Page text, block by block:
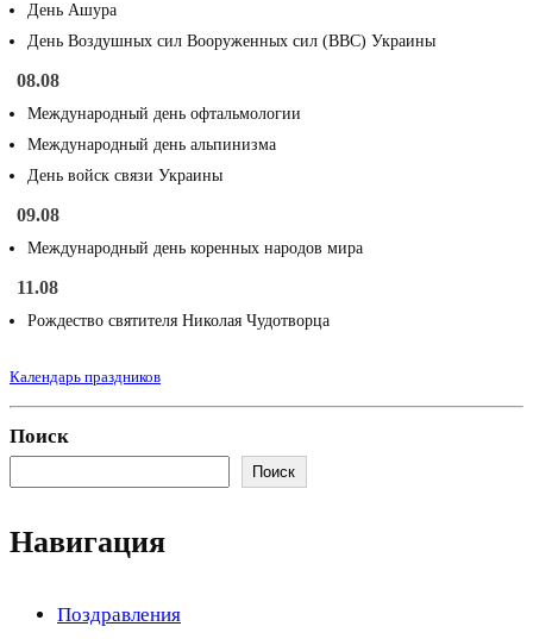
День Ашура
День Воздушных сил Вооруженных сил (ВВС) Украины
08.08
Международный день офтальмологии
Международный день альпинизма
День войск связи Украины
09.08
Международный день коренных народов мира
11.08
Рождество святителя Николая Чудотворца
Календарь праздников
Поиск
Поиск
Навигация
Поздравления